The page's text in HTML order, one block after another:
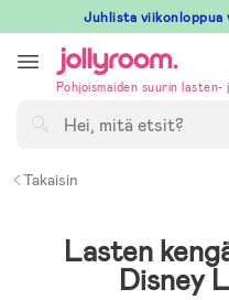
till
innehållet
Juhlista
Pohjoismaiden suurin lasten-
Takaisin
Lasten
Disney